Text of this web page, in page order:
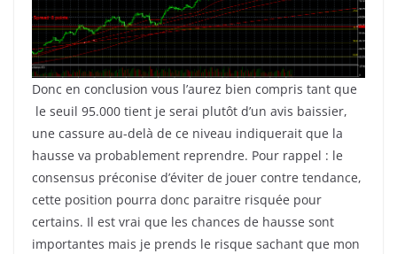
Donc en conclusion vous l’aurez bien compris tant que
le seuil 95.000 tient je serai plutôt d’un avis baissier,
une cassure au-delà de ce niveau indiquerait que la
hausse va probablement reprendre. Pour rappel : le
consensus préconise d’éviter de jouer contre tendance,
cette position pourra donc paraitre risquée pour
certains. Il est vrai que les chances de hausse sont
importantes mais je prends le risque sachant que mon